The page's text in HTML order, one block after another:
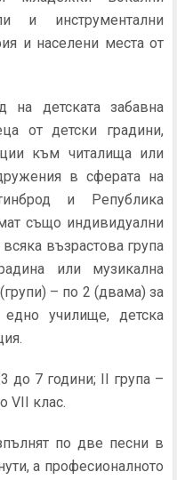
и инструментални
и населени места от
на детската забавна
от детски градини,
към читалища или
в сферата на
и Република
също индивидуални
възрастова група
или музикална
– по 2 (двама) за
училище, детска
до 7 години; II група –
VII клас.
по две песни в
а професионалното